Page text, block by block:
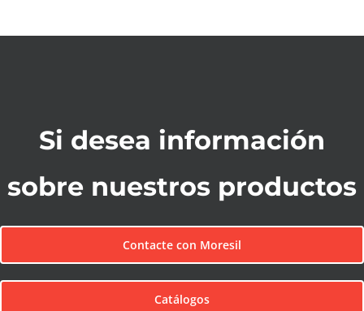
Si desea información
sobre nuestros productos
Contacte con Moresil
Catálogos